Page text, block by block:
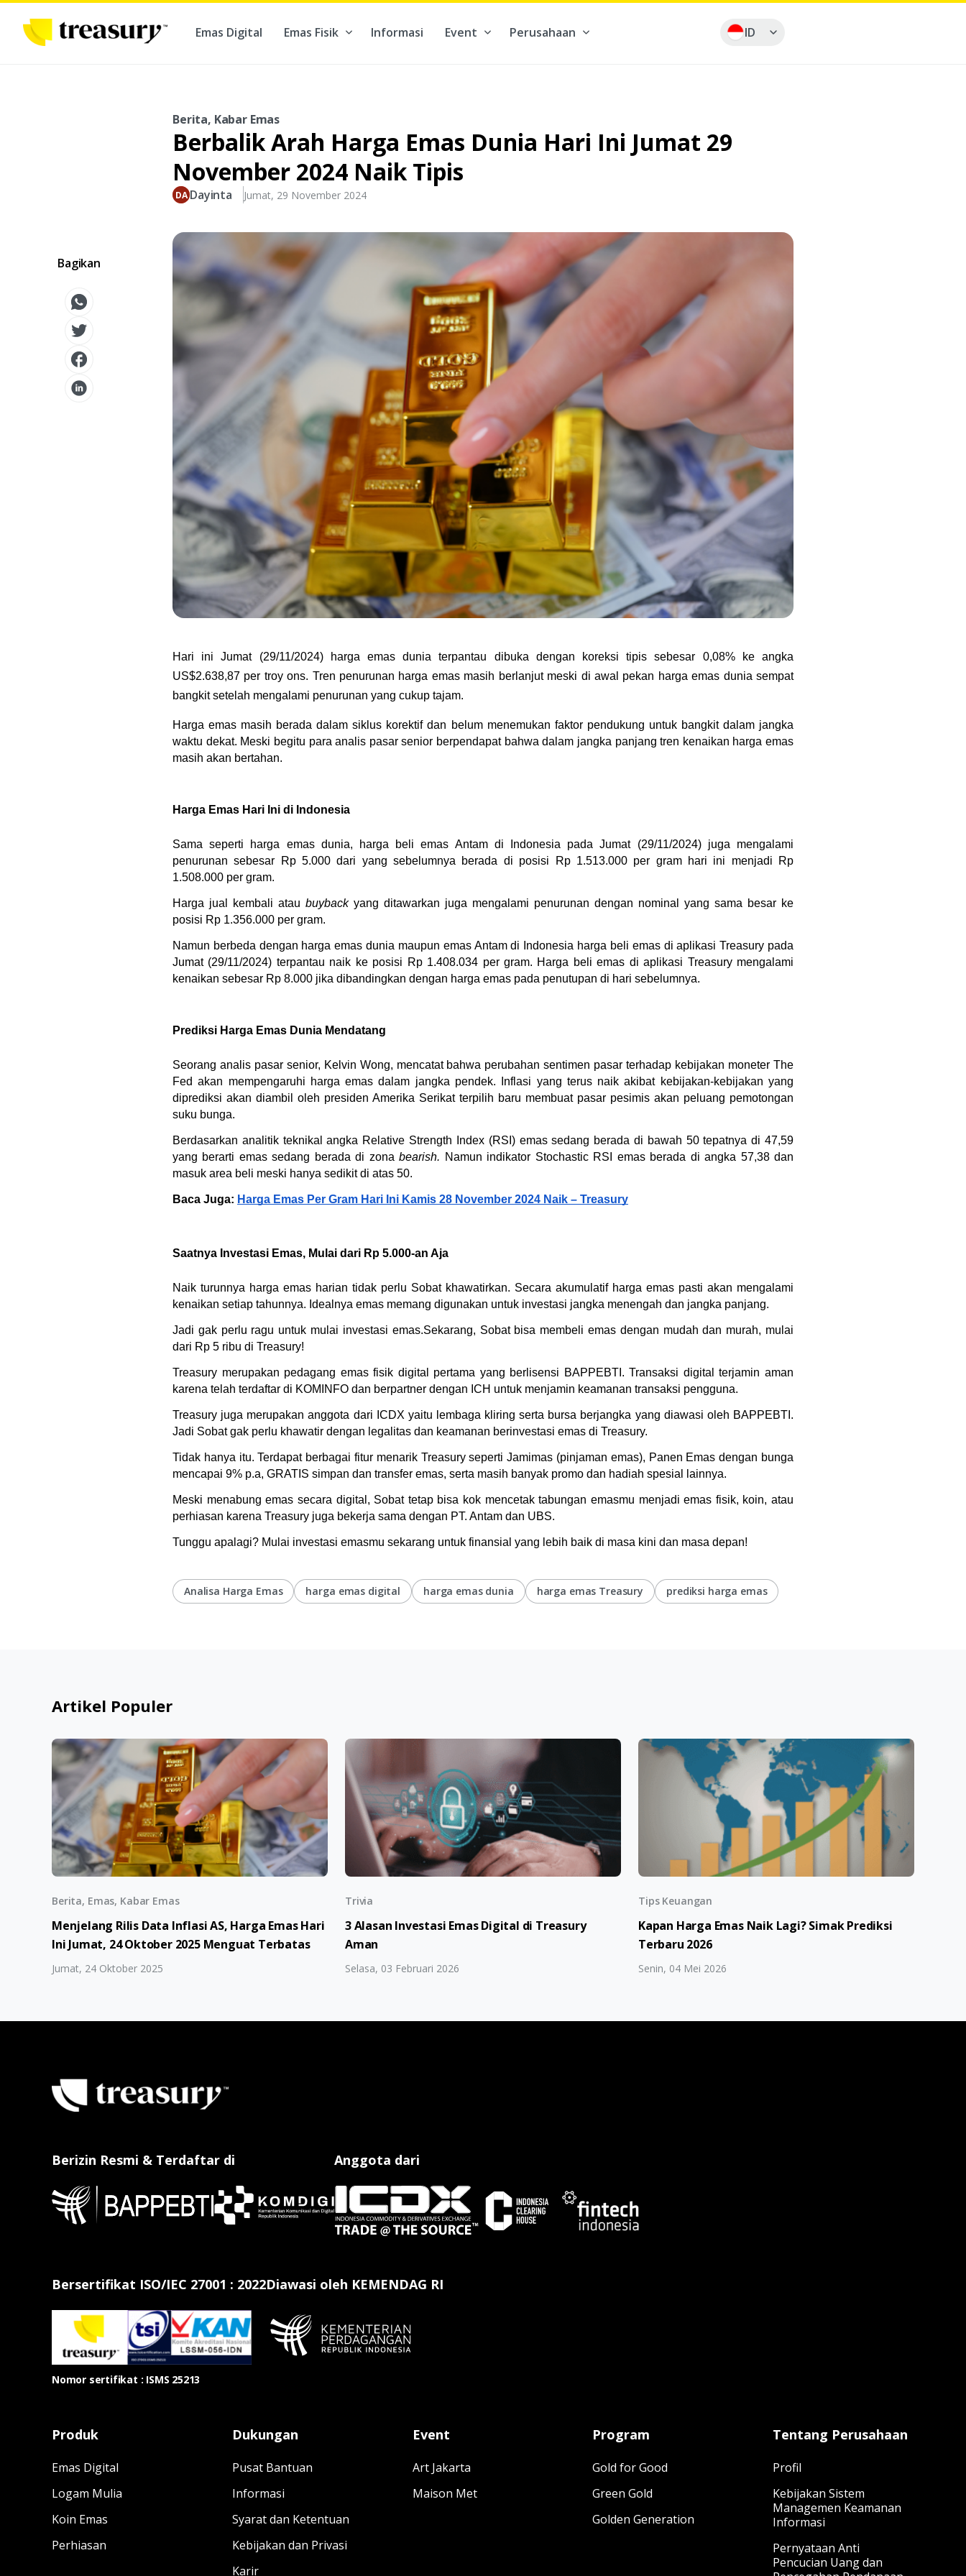
Emas Digital Emas Fisik Informasi Event Perusahaan ID
Bagikan
Berita, Kabar Emas
Berbalik Arah Harga Emas Dunia Hari Ini Jumat 29
November 2024 Naik Tipis
Dayinta Jumat, 29 November 2024
Hari ini Jumat (29/11/2024) harga emas dunia terpantau dibuka dengan koreksi tipis sebesar 0,08% ke angka
US$2.638,87 per troy ons. Tren penurunan harga emas masih berlanjut meski di awal pekan harga emas dunia sempat
bangkit setelah mengalami penurunan yang cukup tajam.
Harga emas masih berada dalam siklus korektif dan belum menemukan faktor pendukung untuk bangkit dalam jangka
waktu dekat. Meski begitu para analis pasar senior berpendapat bahwa dalam jangka panjang tren kenaikan harga emas
masih akan bertahan.
Harga Emas Hari Ini di Indonesia
Sama seperti harga emas dunia, harga beli emas Antam di Indonesia pada Jumat (29/11/2024) juga mengalami
penurunan sebesar Rp 5.000 dari yang sebelumnya berada di posisi Rp 1.513.000 per gram hari ini menjadi Rp
1.508.000 per gram.
Harga jual kembali atau buyback yang ditawarkan juga mengalami penurunan dengan nominal yang sama besar ke
posisi Rp 1.356.000 per gram.
Namun berbeda dengan harga emas dunia maupun emas Antam di Indonesia harga beli emas di aplikasi Treasury pada
Jumat (29/11/2024) terpantau naik ke posisi Rp 1.408.034 per gram. Harga beli emas di aplikasi Treasury mengalami
kenaikan sebesar Rp 8.000 jika dibandingkan dengan harga emas pada penutupan di hari sebelumnya.
Prediksi Harga Emas Dunia Mendatang
Seorang analis pasar senior, Kelvin Wong, mencatat bahwa perubahan sentimen pasar terhadap kebijakan moneter The
Fed akan mempengaruhi harga emas dalam jangka pendek. Inflasi yang terus naik akibat kebijakan-kebijakan yang
diprediksi akan diambil oleh presiden Amerika Serikat terpilih baru membuat pasar pesimis akan peluang pemotongan
suku bunga.
Berdasarkan analitik teknikal angka Relative Strength Index (RSI) emas sedang berada di bawah 50 tepatnya di 47,59
yang berarti emas sedang berada di zona bearish. Namun indikator Stochastic RSI emas berada di angka 57,38 dan
masuk area beli meski hanya sedikit di atas 50.
Baca Juga: Harga Emas Per Gram Hari Ini Kamis 28 November 2024 Naik – Treasury
Saatnya Investasi Emas, Mulai dari Rp 5.000-an Aja
Naik turunnya harga emas harian tidak perlu Sobat khawatirkan. Secara akumulatif harga emas pasti akan mengalami
kenaikan setiap tahunnya. Idealnya emas memang digunakan untuk investasi jangka menengah dan jangka panjang.
Jadi gak perlu ragu untuk mulai investasi emas.Sekarang, Sobat bisa membeli emas dengan mudah dan murah, mulai
dari Rp 5 ribu di Treasury!
Treasury merupakan pedagang emas fisik digital pertama yang berlisensi BAPPEBTI. Transaksi digital terjamin aman
karena telah terdaftar di KOMINFO dan berpartner dengan ICH untuk menjamin keamanan transaksi pengguna.
Treasury juga merupakan anggota dari ICDX yaitu lembaga kliring serta bursa berjangka yang diawasi oleh BAPPEBTI.
Jadi Sobat gak perlu khawatir dengan legalitas dan keamanan berinvestasi emas di Treasury.
Tidak hanya itu. Terdapat berbagai fitur menarik Treasury seperti Jamimas (pinjaman emas), Panen Emas dengan bunga
mencapai 9% p.a, GRATIS simpan dan transfer emas, serta masih banyak promo dan hadiah spesial lainnya.
Meski menabung emas secara digital, Sobat tetap bisa kok mencetak tabungan emasmu menjadi emas fisik, koin, atau
perhiasan karena Treasury juga bekerja sama dengan PT. Antam dan UBS.
Tunggu apalagi? Mulai investasi emasmu sekarang untuk finansial yang lebih baik di masa kini dan masa depan!
Analisa Harga Emas harga emas digital harga emas dunia harga emas Treasury prediksi harga emas
Artikel Populer
Berita, Emas, Kabar Emas
Menjelang Rilis Data Inflasi AS, Harga Emas Hari
Ini Jumat, 24 Oktober 2025 Menguat Terbatas
Jumat, 24 Oktober 2025
Trivia
3 Alasan Investasi Emas Digital di Treasury
Aman
Selasa, 03 Februari 2026
Tips Keuangan
Kapan Harga Emas Naik Lagi? Simak Prediksi
Terbaru 2026
Senin, 04 Mei 2026
Berizin Resmi & Terdaftar di Anggota dari
Bersertifikat ISO/IEC 27001 : 2022
Nomor sertifikat : ISMS 25213
Diawasi oleh KEMENDAG RI
Produk
Emas Digital
Logam Mulia
Koin Emas
Perhiasan
Dukungan
Pusat Bantuan
Informasi
Syarat dan Ketentuan
Kebijakan dan Privasi
Karir
Event
Art Jakarta
Maison Met
Program
Gold for Good
Green Gold
Golden Generation
Tentang Perusahaan
Profil
Kebijakan Sistem
Managemen Keamanan
Informasi
Pernyataan Anti
Pencucian Uang dan